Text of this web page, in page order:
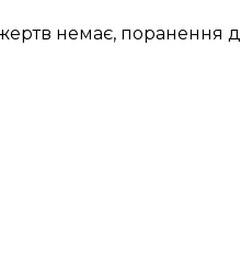
немає, поранення